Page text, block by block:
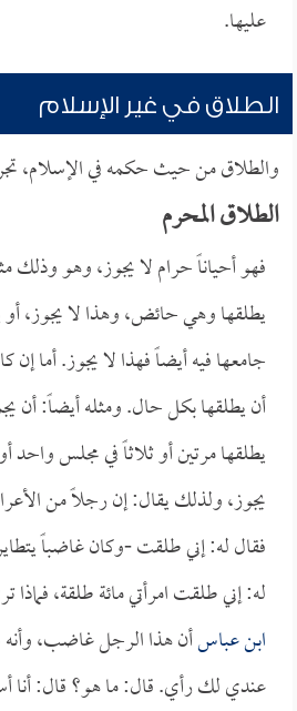
عليها.
الطلاق في غير الإسلام
والطلاق من حيث حكمه في الإسلام،
الطلاق المحرم
فهو أحياناً حرام لا يجوز، وهو وذلك
يطلقها وهي حائض، وهذا لا يجوز،
جامعها فيه أيضاً فهذا لا يجوز. أما إن
أن يطلقها بكل حال. ومثله أيضاً: أن
يطلقها مرتين أو ثلاثاً في مجلس واحد
يجوز، ولذلك يقال: إن رجلاً من
فقال له: إني طلقت -وكان غاضباً
له: إني طلقت امرأتي مائة طلقة، فماذا
ابن عباسأن هذا الرجل غاضب،
عندي لك رأي. قال: ما هو؟ قال: